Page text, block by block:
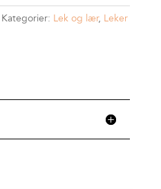
Kategorier: Lek og lær, Leker